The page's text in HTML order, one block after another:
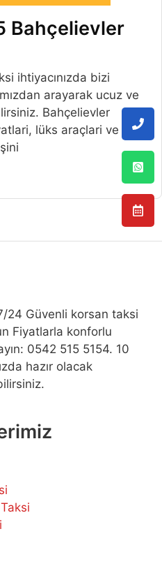
Bahçelievler
ihtiyacınızda bizi
arayarak ucuz ve
Bahçelievler
lüks araçlari ve
24 Güvenli korsan taksi
Fiyatlarla konforlu
0542 515 5154. 10
hazır olacak